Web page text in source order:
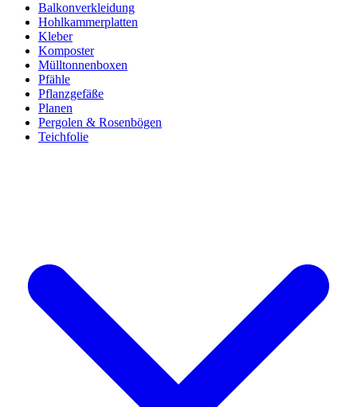
Balkonverkleidung
Hohlkammerplatten
Kleber
Komposter
Mülltonnenboxen
Pfähle
Pflanzgefäße
Planen
Pergolen & Rosenbögen
Teichfolie